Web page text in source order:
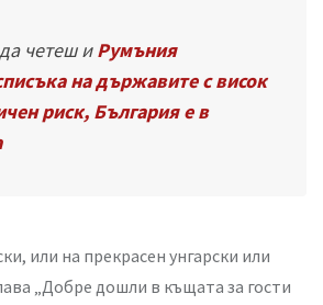
четеш иРумъния
на държавите с висок
риск, България е в
или на прекрасен унгарски или
„Добре дошли в къщата за гости